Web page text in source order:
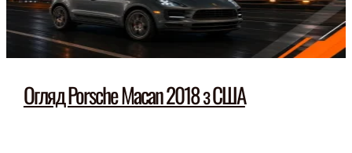
Огляд Porsche Macan 2018 з США